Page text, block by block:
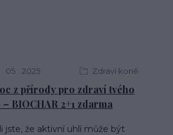
z přírody pro zdraví tvého
BIOCHAR 2+1 zdarma
05 2025 Zdraví koně
jste, že aktivní uhlí může být